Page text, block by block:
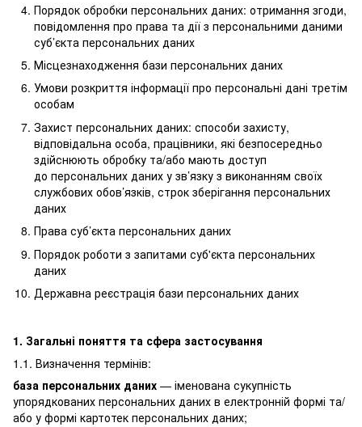
Порядок обробки персональних даних: отримання згоди,
повідомлення про права та дії з персональними даними
суб’єкта персональних даних
Місцезнаходження бази персональних даних
Умови розкриття інформації про персональні дані третім
особам
Захист персональних даних: способи захисту,
відповідальна особа, працівники, які безпосередньо
здійснюють обробку та/або мають доступ
до персональних даних у зв’язку з виконанням своїх
службових обов’язків, строк зберігання персональних
даних
Права суб’єкта персональних даних
Порядок роботи з запитами суб'єкта персональних
даних
Державна реєстрація бази персональних даних
1. Загальні поняття та сфера застосування
1.1. Визначення термінів:
база персональних даних — іменована сукупність
упорядкованих персональних даних в електронній формі та/
або у формі картотек персональних даних;